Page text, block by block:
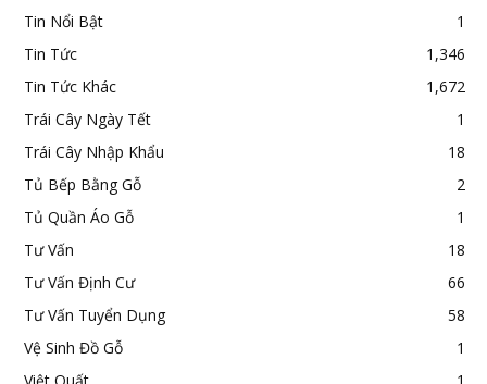
Tin Nổi Bật
1
Tin Tức
1,346
Tin Tức Khác
1,672
Trái Cây Ngày Tết
1
Trái Cây Nhập Khẩu
18
Tủ Bếp Bằng Gỗ
2
Tủ Quần Áo Gỗ
1
Tư Vấn
18
Tư Vấn Định Cư
66
Tư Vấn Tuyển Dụng
58
Vệ Sinh Đồ Gỗ
1
Việt Quất
1